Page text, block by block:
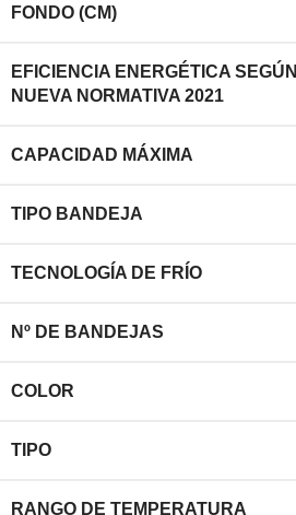
FONDO (CM)
EFICIENCIA ENERGÉTICA SEGÚN
NUEVA NORMATIVA 2021
CAPACIDAD MÁXIMA
TIPO BANDEJA
TECNOLOGÍA DE FRÍO
Nº DE BANDEJAS
COLOR
TIPO
RANGO DE TEMPERATURA